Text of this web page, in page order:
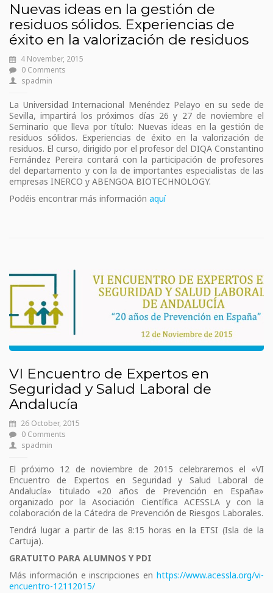
Nuevas ideas en la gestión de
residuos sólidos. Experiencias de
éxito en la valorización de residuos
4 November, 2015
0 Comments
spadmin
La Universidad Internacional Menéndez Pelayo en su sede de
Sevilla, impartirá los próximos días 26 y 27 de noviembre el
Seminario que lleva por título: Nuevas ideas en la gestión de
residuos sólidos. Experiencias de éxito en la valorización de
residuos. El curso, dirigido por el profesor del DIQA Constantino
Fernández Pereira contará con la participación de profesores
del departamento y con la de importantes especialistas de las
empresas INERCO y ABENGOA BIOTECHNOLOGY.
Podéis encontrar más información aquí
VI Encuentro de Expertos en
Seguridad y Salud Laboral de
Andalucía
26 October, 2015
0 Comments
spadmin
El próximo 12 de noviembre de 2015 celebraremos el «VI
Encuentro de Expertos en Seguridad y Salud Laboral de
Andalucía» titulado «20 años de Prevención en España»
organizado por la Asociación Científica ACESSLA y con la
colaboración de la Cátedra de Prevención de Riesgos Laborales.
Tendrá lugar a partir de las 8:15 horas en la ETSI (Isla de la
Cartuja).
GRATUITO PARA ALUMNOS Y PDI
Más información e inscripciones en https://www.acessla.org/vi-
encuentro-12112015/